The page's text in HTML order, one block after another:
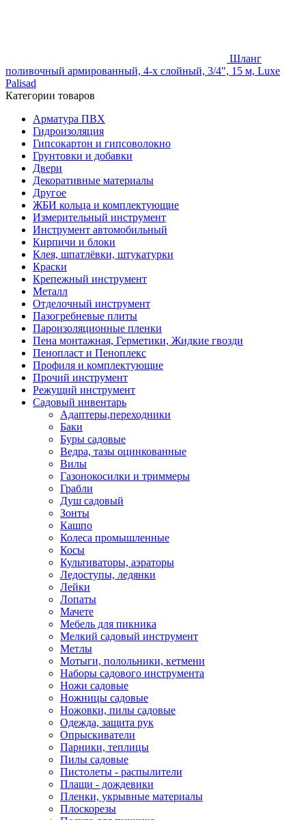
Шланг
поливочный армированный, 4-х слойный, 3/4", 15 м, Luxe
Palisad
Категории товаров
Арматура ПВХ
Гидроизоляция
Гипсокартон и гипсоволокно
Грунтовки и добавки
Двери
Декоративные материалы
Другое
ЖБИ кольца и комплектующие
Измерительный инструмент
Инструмент автомобильный
Кирпичи и блоки
Клея, шпатлёвки, штукатурки
Краски
Крепежный инструмент
Металл
Отделочный инструмент
Пазогребневые плиты
Пароизоляционные пленки
Пена монтажная, Герметики, Жидкие гвозди
Пенопласт и Пеноплекс
Профиля и комплектующие
Прочий инструмент
Режущий инструмент
Садовый инвентарь
Адаптеры,переходники
Баки
Буры садовые
Ведра, тазы оцинкованные
Вилы
Газонокосилки и триммеры
Грабли
Душ садовый
Зонты
Кашпо
Колеса промышленные
Косы
Культиваторы, аэраторы
Ледоступы, ледянки
Лейки
Лопаты
Мачете
Мебель для пикника
Мелкий садовый инструмент
Метлы
Мотыги, полольники, кетмени
Наборы садового инструмента
Ножи садовые
Ножницы садовые
Ножовки, пилы садовые
Одежда, защита рук
Опрыскиватели
Парники, теплицы
Пилы садовые
Пистолеты - распылители
Плащи - дождевики
Пленки, укрывные материалы
Плоскорезы